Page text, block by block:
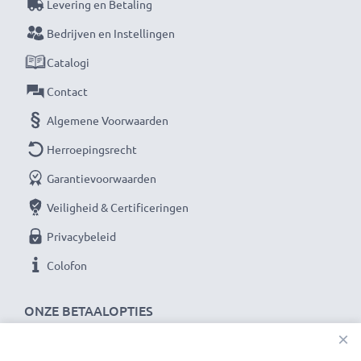
ONZE BETAALOPTIES
Levering en Betaling
Bedrijven en Instellingen
Catalogi
Contact
Algemene Voorwaarden
Herroepingsrecht
Garantievoorwaarden
Veiligheid & Certificeringen
Privacybeleid
Colofon
×